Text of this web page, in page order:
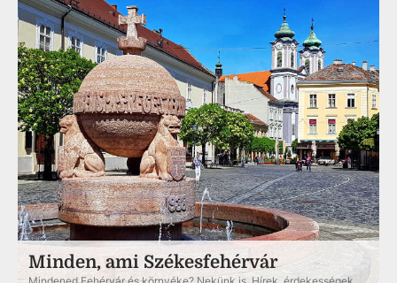
Minden, ami Székesfehérvár